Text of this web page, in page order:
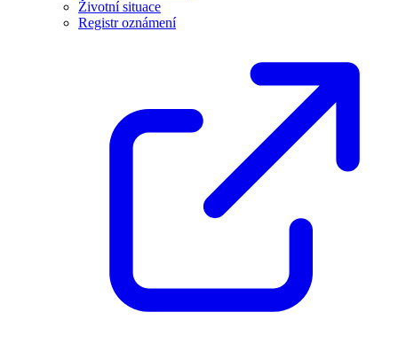
Životní situace
Registr oznámení